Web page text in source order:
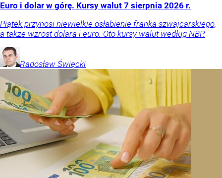
Euro i dolar w górę. Kursy walut 7 sierpnia 2026 r.
Piątek przynosi niewielkie osłabienie franka szwajcarskiego,
a także wzrost dolara i euro. Oto kursy walut według NBP.
Radosław Święcki